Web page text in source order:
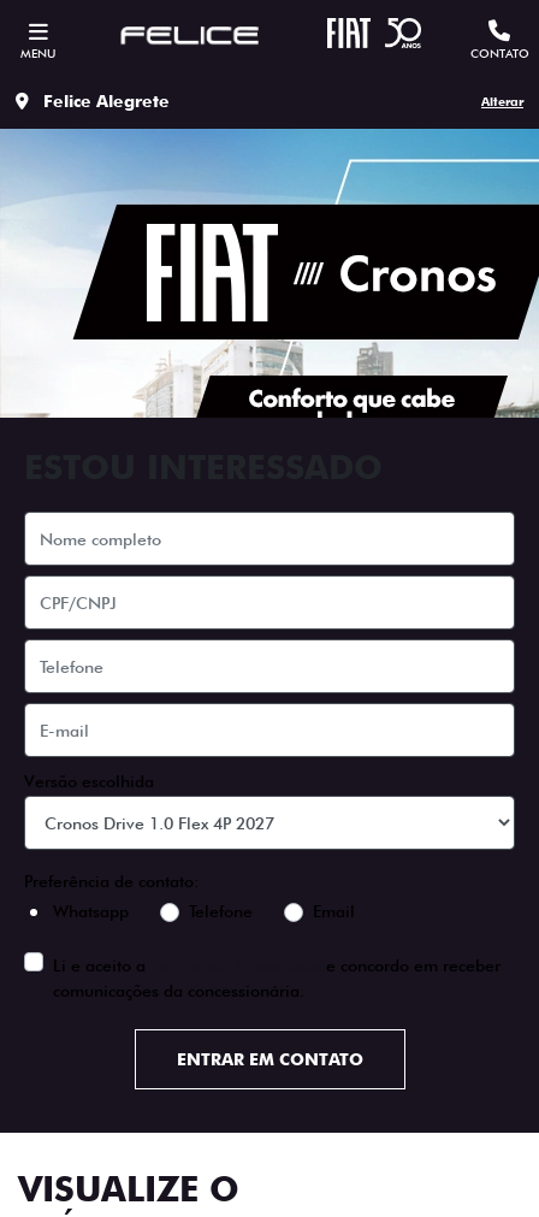
MENU CONTATO
Felice Alegrete Alterar
Versão escolhida
Preferência de contato:
Whatsapp
Telefone Email
Li e aceito a
e concordo em receber
comunicações da concessionária.
ENTRAR EM CONTATO
VISUALIZE O